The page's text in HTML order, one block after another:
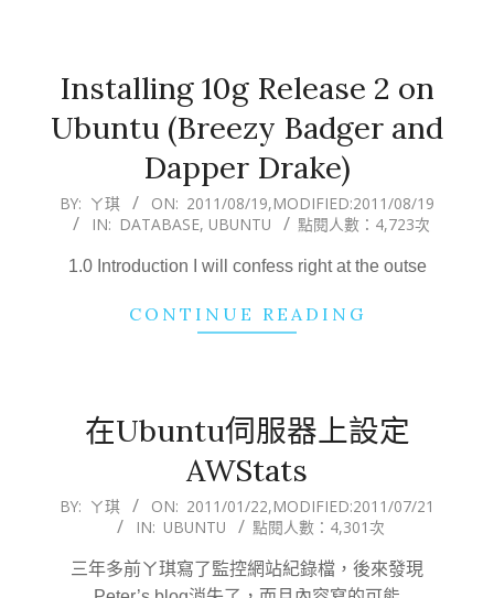
Installing 10g Release 2 on
Ubuntu (Breezy Badger and
Dapper Drake)
2011-
08-
BY: ㄚ琪 ON: 2011/08/19,MODIFIED:2011/08/19
IN: DATABASE, UBUNTU 點閱人數：4,723次
1.0 Introduction I will confess right at the outse
CONTINUE READING
在Ubuntu伺服器上設定
AWStats
2011-
BY: ㄚ琪 ON: 2011/01/22,MODIFIED:2011/07/21
IN: UBUNTU 點閱人數：4,301次
三年多前ㄚ琪寫了監控網站紀錄檔，後來發現